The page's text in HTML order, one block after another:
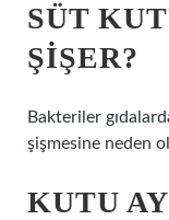
SÜT
ŞIŞER?
Bakteriler
şişmesine neden
KUTU